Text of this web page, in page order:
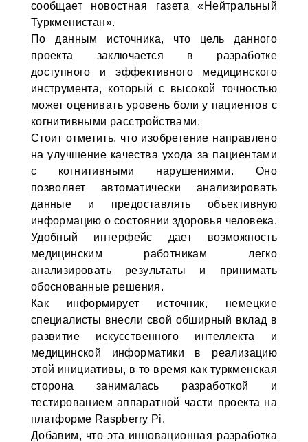
сообщает новостная газета «Нейтральный
Туркменистан».
По данным источника, что цель данного
проекта заключается в разработке
доступного и эффективного медицинского
инструмента, который с высокой точностью
может оценивать уровень боли у пациентов с
когнитивными расстройствами.
Стоит отметить, что изобретение направлено
на улучшение качества ухода за пациентами
с когнитивными нарушениями. Оно
позволяет автоматически анализировать
данные и предоставлять объективную
информацию о состоянии здоровья человека.
Удобный интерфейс дает возможность
медицинским работникам легко
анализировать результаты и принимать
обоснованные решения.
Как информирует источник, немецкие
специалисты внесли свой обширный вклад в
развитие искусственного интеллекта и
медицинской информатики в реализацию
этой инициативы, в то время как туркменская
сторона занималась разработкой и
тестированием аппаратной части проекта на
платформе Raspberry Pi.
Добавим, что эта инновационная разработка